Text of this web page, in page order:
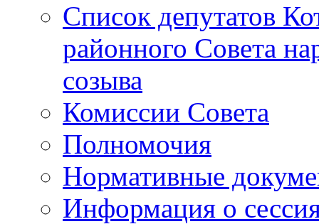
Список депутатов
районного Совета
созыва
Комиссии Совета
Полномочия
Нормативные
Информация о